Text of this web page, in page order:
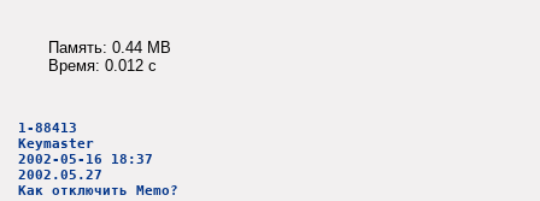
Память: 0.44 MB
Время: 0.012 c
1-88413
Keymaster
2002-05-16 18:37
2002.05.27
Как отключить Memo?